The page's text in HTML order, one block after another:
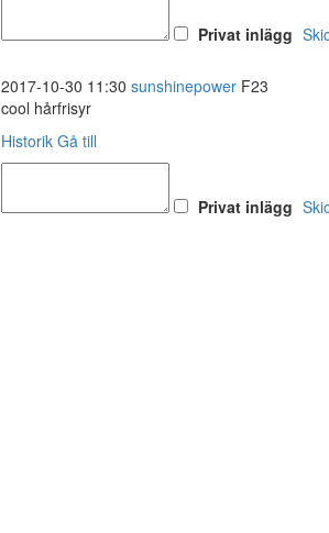
Privat inlägg
2017-10-30 11:30 sunshinepower F23
cool hårfrisyr
Historik Gå till
Privat inlägg